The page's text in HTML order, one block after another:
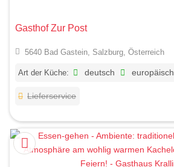
Gasthof Zur Post
5640 Bad Gastein, Salzburg, Österreich
Art der Küche: deutsch europäisch
Lieferservice